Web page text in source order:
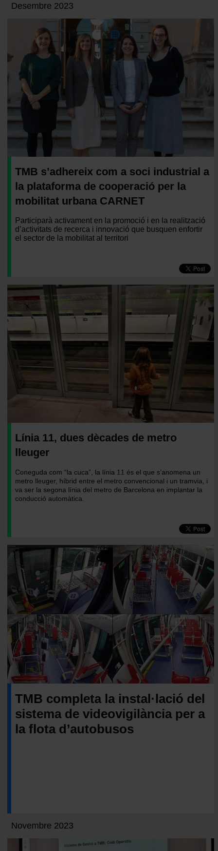
Desembre 2023
TMB s’adhereix com a soci industrial a
la plataforma de cooperació per la
mobilitat urbana CARNET
Participarà activament en la promoció i en la realització
d’activitats de recerca i innovació que busquen enfortir
el sector de la mobilitat al territori
Línia 11, dues dècades de metro
lleuger
Coneguda com “la cuca”, la línia 11 és el que s’anomena un
metro lleuger, híbrid entre el metro convencional i un tramvia, i
va ser la segona línia del metro de Barcelona en implantar la
conducció automàtica.
TMB completa la instal·lació del
sistema de videovigilància per a
la flota d’autobusos
Novembre 2023